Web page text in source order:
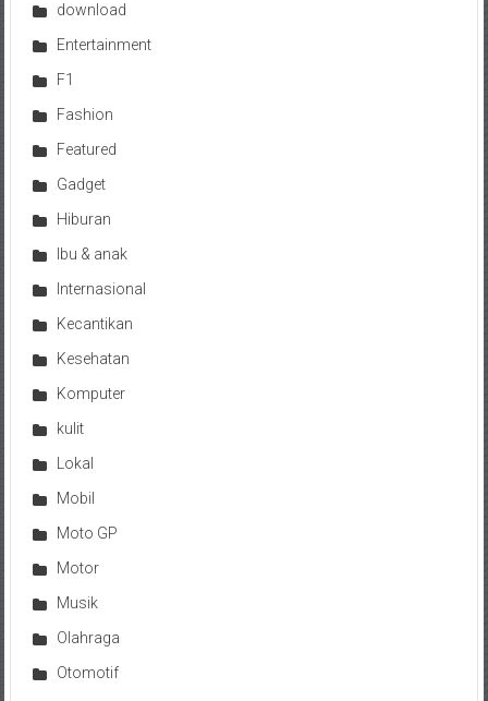
download
Entertainment
F1
Fashion
Featured
Gadget
Hiburan
Ibu & anak
Internasional
Kecantikan
Kesehatan
Komputer
kulit
Lokal
Mobil
Moto GP
Motor
Musik
Olahraga
Otomotif